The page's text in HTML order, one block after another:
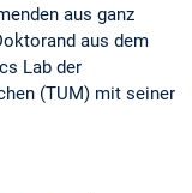
aus ganz
aus dem
Lab der
(TUM) mit seiner